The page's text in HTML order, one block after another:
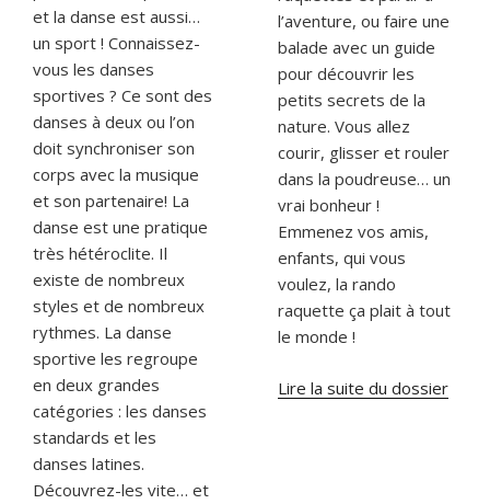
et la danse est aussi…
un sport ! Connaissez-
vous les danses
sportives ? Ce sont des
danses à deux ou l’on
doit synchroniser son
corps avec la musique
et son partenaire! La
danse est une pratique
très hétéroclite. Il
existe de nombreux
styles et de nombreux
rythmes. La danse
sportive les regroupe
en deux grandes
catégories : les danses
standards et les
danses latines.
Découvrez-les vite… et
l’aventure, ou faire une
balade avec un guide
pour découvrir les
petits secrets de la
nature. Vous allez
courir, glisser et rouler
dans la poudreuse… un
vrai bonheur !
Emmenez vos amis,
enfants, qui vous
voulez, la rando
raquette ça plait à tout
le monde !
Lire la suite du dossier